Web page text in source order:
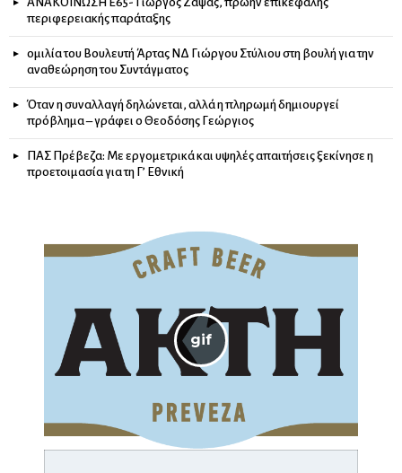
περιφερειακής παράταξης
ομιλία του Βουλευτή Άρτας ΝΔ Γιώργου Στύλιου στη βουλή για την
αναθεώρηση του Συντάγματος
Όταν η συναλλαγή δηλώνεται, αλλά η πληρωμή δημιουργεί
πρόβλημα – γράφει ο Θεοδόσης Γεώργιος
ΠΑΣ Πρέβεζα: Με εργομετρικά και υψηλές απαιτήσεις ξεκίνησε η
προετοιμασία για τη Γ’ Εθνική